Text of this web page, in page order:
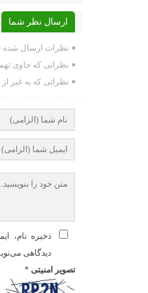
ارسال نظر شما
نظرات ارسال شده
نظراتی که حاوی
نظراتی که به غیر
ذخیره نام،
دیدگاهی
تصویر امنیتی*